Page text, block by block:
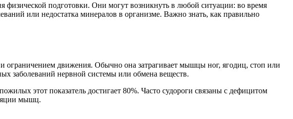
физической подготовки. Они могут возникнуть в любой ситуации: во время
или недостатка минералов в организме. Важно знать, как правильно
движения. Обычно она затрагивает мышцы ног, ягодиц, стоп или
заболеваний нервной системы или обмена веществ.
этот показатель достигает 80%. Часто судороги связаны с дефицитом
мышц.